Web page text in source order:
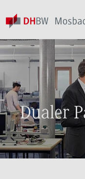
Dualer